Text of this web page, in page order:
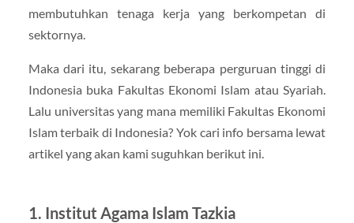
membutuhkan tenaga kerja yang berkompetan di
sektornya.
Maka dari itu, sekarang beberapa perguruan tinggi di
Indonesia buka Fakultas Ekonomi Islam atau Syariah.
Lalu universitas yang mana memiliki Fakultas Ekonomi
Islam terbaik di Indonesia? Yok cari info bersama lewat
artikel yang akan kami suguhkan berikut ini.
1. Institut Agama Islam Tazkia